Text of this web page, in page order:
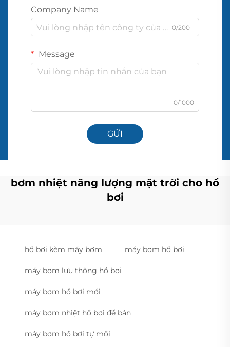
Company Name
0/200
Message
0/1000
GỬI
bơm nhiệt năng lượng mặt trời cho hồ
bơi
hồ bơi kèm máy bơm máy bơm hồ bơi
máy bơm lưu thông hồ bơi
máy bơm hồ bơi mới
máy bơm nhiệt hồ bơi để bán
máy bơm hồ bơi tự mồi